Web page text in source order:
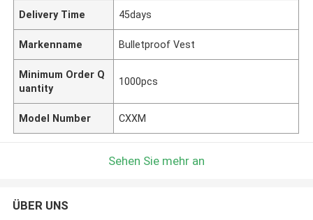
Delivery Time 45days
Markenname Bulletproof Vest
Minimum Order Q
uantity
1000pcs
Model Number CXXM
Sehen Sie mehr an
ÜBER UNS